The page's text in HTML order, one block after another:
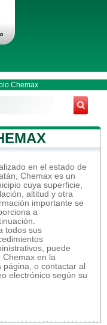
Chemax
en el estado de
Chemax es un
cuya superficie,
altitud y otra
importante se
a
todos sus
puede
Chemax en la
página, o contactar al
electrónico según su